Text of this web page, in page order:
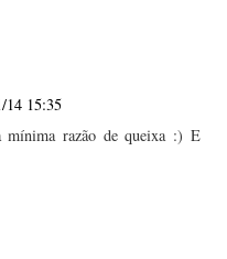
14 15:35
razão de queixa :) E